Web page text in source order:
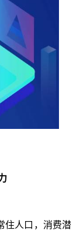
住人口，消费潜